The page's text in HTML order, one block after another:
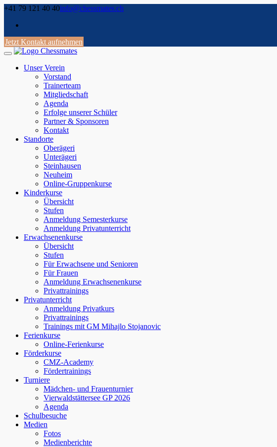
Skip
content
+41 79 121 40 40info@chessmates.ch
Jetzt Kontakt aufnehmen
Unser Verein
Vorstand
Trainerteam
Mitgliedschaft
Agenda
Erfolge unserer Schüler
Partner & Sponsoren
Kontakt
Standorte
Oberägeri
Unterägeri
Steinhausen
Neuheim
Online-Gruppenkurse
Kinderkurse
Übersicht
Stufen
Anmeldung Semesterkurse
Anmeldung Privatunterricht
Erwachsenenkurse
Übersicht
Stufen
Für Erwachsene und Senioren
Für Frauen
Anmeldung Erwachsenenkurse
Privattrainings
Privatunterricht
Anmeldung Privatkurs
Privattrainings
Trainings mit GM Mihajlo Stojanovic
Ferienkurse
Online-Ferienkurse
Förderkurse
CMZ-Academy
Fördertrainings
Turniere
Mädchen- und Frauenturnier
Vierwaldstättersee GP 2026
Agenda
Schulbesuche
Medien
Fotos
Medienberichte